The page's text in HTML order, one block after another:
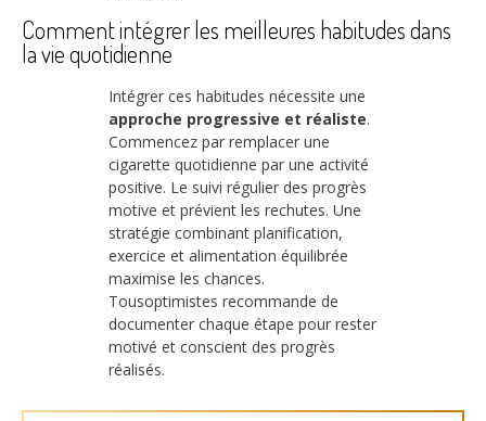
Comment intégrer les meilleures habitudes dans
la vie quotidienne
Intégrer ces habitudes nécessite une
approche progressive et réaliste.
Commencez par remplacer une
cigarette quotidienne par une activité
positive. Le suivi régulier des progrès
motive et prévient les rechutes. Une
stratégie combinant planification,
exercice et alimentation équilibrée
maximise les chances.
Tousoptimistes recommande de
documenter chaque étape pour rester
motivé et conscient des progrès
réalisés.